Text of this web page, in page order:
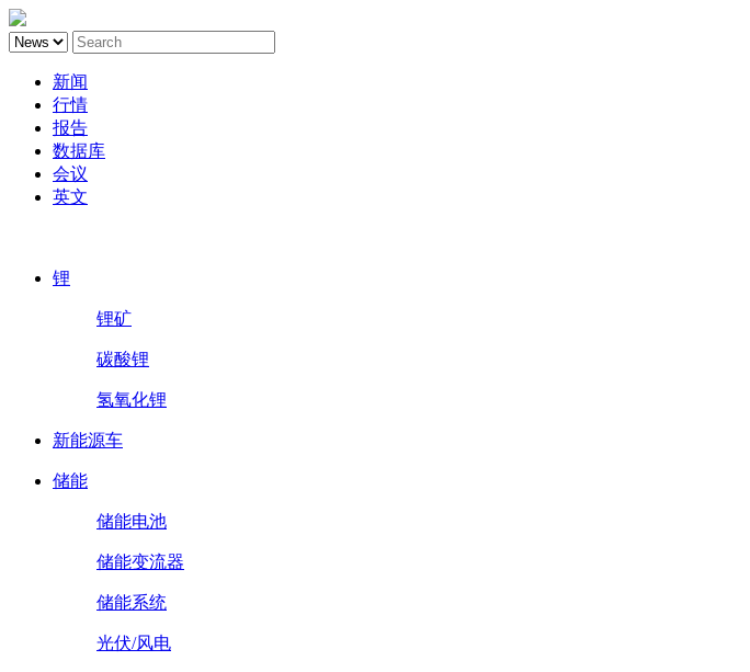
新闻
行情
报告
数据库
会议
英文
锂
锂矿
碳酸锂
氢氧化锂
新能源车
储能
储能电池
储能变流器
储能系统
光伏/风电